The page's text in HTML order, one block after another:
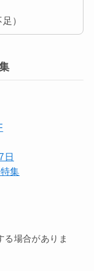
）
日
集
場合がありま